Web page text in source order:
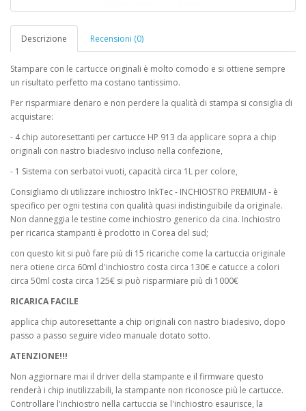
Descrizione Recensioni (0)
Stampare con le cartucce originali è molto comodo e si ottiene sempre
un risultato perfetto ma costano tantissimo.
Per risparmiare denaro e non perdere la qualità di stampa si consiglia di
acquistare:
- 4 chip autoresettanti per cartucce HP 913 da applicare sopra a chip
originali con nastro biadesivo incluso nella confezione,
- 1 Sistema con serbatoi vuoti, capacità circa 1L per colore,
Consigliamo di utilizzare inchiostro InkTec - INCHIOSTRO PREMIUM - è
specifico per ogni testina con qualità quasi indistinguibile da originale.
Non danneggia le testine come inchiostro generico da cina. Inchiostro
per ricarica stampanti è prodotto in Corea del sud;
con questo kit si può fare più di 15 ricariche come la cartuccia originale
nera otiene circa 60ml d'inchiostro costa circa 130€ e catucce a colori
circa 50ml costa circa 125€ si può risparmiare più di 1000€
RICARICA FACILE
applica chip autoresettante a chip originali con nastro biadesivo, dopo
passo a passo seguire video manuale dotato sotto.
ATENZIONE!!!
Non aggiornare mai il driver della stampante e il firmware questo
renderà i chip inutilizzabili, la stampante non riconosce più le cartucce.
Controllare l'inchiostro nella cartuccia se l'inchiostro esaurisce, la